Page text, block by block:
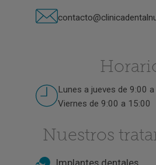
Lunes a jueves de 9:00
Viernes de 9:00 a 15:00
Nuestros
Implantes dentales